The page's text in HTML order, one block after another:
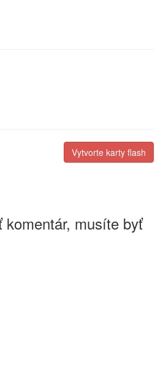
Vytvorte karty flash
komentár, musíte byť